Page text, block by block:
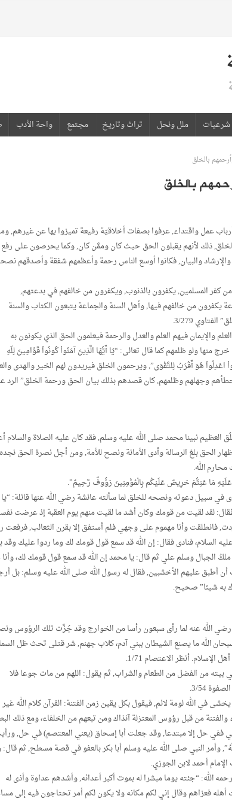
شرعيات ملل ونحل تراث وتاريخ مجتمع واحة الأدب
بالخلق
بالخلق
عمل واقتداء, عرفوا بصفات أخلاقيّة رفيعة تميزوا بها عن غيرهم,
ذلك لأنهم يقبلون الحق حيث كان وممَّن كان, وكما يحرصون على رفع
والبيان, فكانوا أوسع الناس رحمة وأعظمهم شفقة وأصدقهم
كفر المسلمين, يكفرون بالذنوب, ويكفرون من خالفهم في بدعتهم,
من خالفهم فيها, وأهل السنة والجماعة يتبعون الكتاب والسنة
3/279.
والإيمان فيهم العلم والعدل والرحمة فيعلمون الحق الذي يكونون به
منها ولو ظلمهم كما قال تعالى: “يَا أَيُّهَا الَّذِينَ آمَنُواْ كُونُواْ قَوَّامِينَ لِلّهِ
هُوَ أَقْرَبُ لِلتَّقْوَى”, ويرحمون الخلق فيريدون لهم الخير والهدى
خطأهم وجهلهم وظلمهم, كان قصدهم بذلك بيان الحق ورحمة الخلق” الرد
نبينا محمد صلى الله عليه وسلم, فقد كان عليه الصلاة والسلام
الحق بلغ الرسالة وأدى الأمانة ونصح للأمة, ومن أجل نصرة الحق نجده
الله.
مَا عَنِتُّمْ حَرِيصٌ عَلَيْكُم بِالْمُؤْمِنِينَ رَؤُوفٌ رَّحِيمٌ”.
في سبيل دعوته ونصحه للخلق لما سألته عائشة رضي الله عنها قائلة: “يا
لقد لقيت من قومك وكان أشد ما لقيت منهم يوم العقبة إذ عرضت
فانطلقت وأنا مهموم على وجهي فلم أستفق إلا بقرن الثعالب,
السلام، فنادى فقال: إن الله قد سمع قول قومك لك وما ردوا عليك
الجبال وسلم علي ثم قال: يا محمد إن الله قد سمع قول قومك لك،
أطبق عليهم الأخشبين, فقال له رسول الله صلى الله عليه وسلم: بل
به شيئا” صحيح.
رضي الله عنه لما رأى سبعون رأسا من الخوارج وقد جُزَّت تلك الرؤوس
الله ما يصنع الشيطان ببني آدم، كلاب جهنم, شر قتلى تحث ظل
أنظر الاعتصام 1/71.
بيته من الفضل من الطعام والشراب, ثم يقول: اللهم من مات جوعا فلا
3/54.
في الله لومة لائم, فيقول بكل يقين زمن الفتنة: القرآن كلام الله غير
من قبل رؤوس المعتزلة آنذاك ومن تبعهم من الخلفاء، ومع ذلك
ففي حل إلا مبتدعا, وقد جعلت أبا إسحاق (يعني المعتصم) في حل,
وأمر النبي صلى الله عليه وسلم أبا بكر بالعفو في قصة مسطح, ثم قال:
أحمد لابن الجوزي.
الله: “جئته يوما مبشرا له بموت أكبر أعدائه, وأشدهم عداوة وأذى له
فعزاهم وقال إني لكم مكانه ولا يكون لكم أمر تحتاجون فيه إلى